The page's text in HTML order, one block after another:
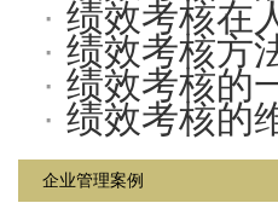
· 绩效考核在
· 绩效考核方
· 绩效考核的
· 绩效考核的
企业管理案例